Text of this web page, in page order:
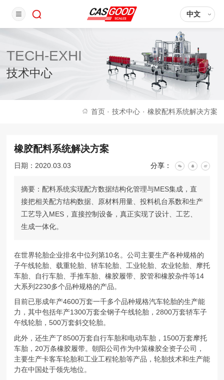
中文
TECH-EXHI
技术中心
首页 · 技术中心 · 橡胶配料系统解决方案
橡胶配料系统解决方案
日期：2020.03.03 分享：
摘要：配料系统实现配方数据结构化管理与MES集成，直
接把相关配方结构数据、原材料用量、投料机台系数和生产
工艺导入MES，直接控制设备，真正实现了设计、工艺、
生成一体化。
在世界轮胎企业排名中位列第10名。公司主要生产各种规格的
子午线轮胎、载重轮胎、轿车轮胎、工业轮胎、农业轮胎、摩托
车胎、自行车胎、手推车胎、橡胶履带、胶管和橡胶杂件等14
大系列2230多个品种规格的产品。
目前已形成年产4600万套一千多个品种规格汽车轮胎的生产能
力，其中包括年产1300万套全钢子午线轮胎，2800万套轿车子
午线轮胎，500万套斜交轮胎。
此外，还生产了8500万套自行车胎和电动车胎，1500万套摩托
车胎，20万条橡胶履带。朝阳公司作为中策橡胶全资子公司，
主要生产卡客车轮胎和工业工程轮胎等产品，轮胎技术和生产能
力在中国处于领先地位。